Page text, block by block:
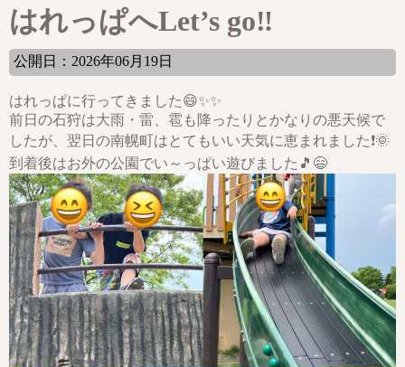
はれっぱへLet’s go‼
公開日：2026年06月19日
はれっぱに行ってきました😄✨✨
前日の石狩は大雨・雷、雹も降ったりとかなりの悪天候で
したが、翌日の南幌町はとてもいい天気に恵まれました❗🌞
到着後はお外の公園でい～っぱい遊びました🎵😄